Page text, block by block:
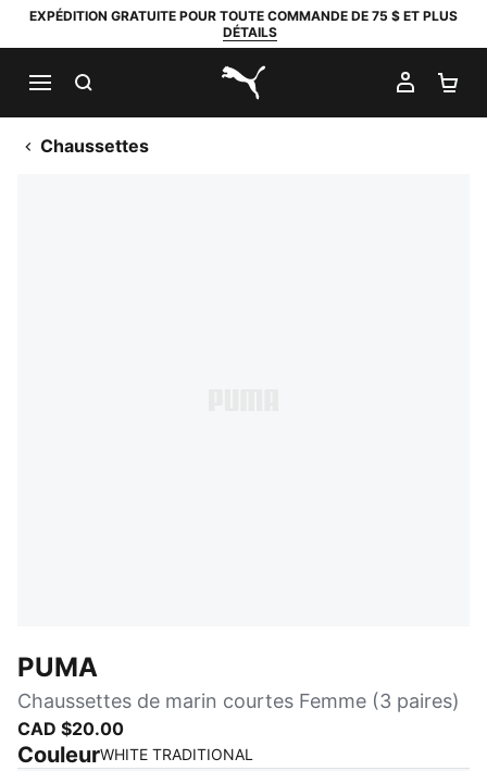
EXPÉDITION GRATUITE POUR TOUTE COMMANDE DE 75 $ ET PLUS
DÉTAILS
PUMA.com
MON
Chaussettes
PUMA
Chaussettes de marin courtes Femme (3 paires)
CAD $20.00
CouleurWHITE TRADITIONAL